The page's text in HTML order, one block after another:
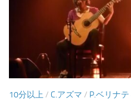
10分以上/ C.アズマ / P.ベリナテ